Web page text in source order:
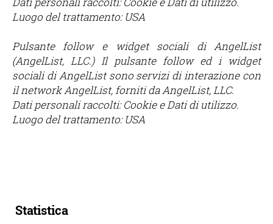
Luogo del trattamento: USA
Pulsante follow e widget sociali di AngelList
(AngelList, LLC.) Il pulsante follow ed i widget
sociali di AngelList sono servizi di interazione con
il network AngelList, forniti da AngelList, LLC.
Dati personali raccolti: Cookie e Dati di utilizzo.
Luogo del trattamento: USA
Statistica